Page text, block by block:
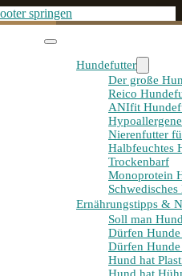
springen
Hundefutter
Der große
Reico
ANIfit
Nierenfutter
Halbfeuchtes
Trockenbarf
Monoprotein
Ernährungstipps &
Soll man
Dürfen
Dürfen Hunde
Hund hat